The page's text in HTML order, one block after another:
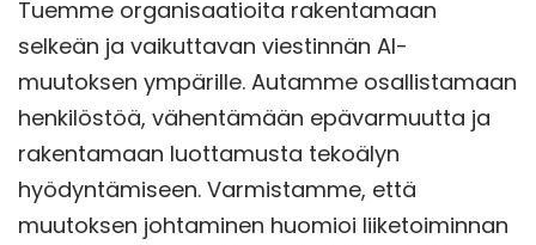
Tuemme organisaatioita rakentamaan
selkeän ja vaikuttavan viestinnän AI-
muutoksen ympärille. Autamme osallistamaan
henkilöstöä, vähentämään epävarmuutta ja
rakentamaan luottamusta tekoälyn
hyödyntämiseen. Varmistamme, että
muutoksen johtaminen huomioi liiketoiminnan